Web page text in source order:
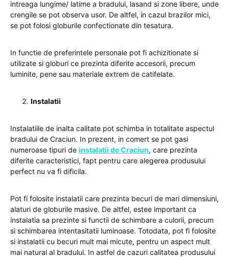
intreaga lungime/ latime a bradului, lasand si zone libere, unde
crengile se pot observa usor. De altfel, in cazul brazilor mici,
se pot folosi globurile confectionate din tesatura.
In functie de preferintele personale pot fi achizitionate si
utilizate si globuri ce prezinta diferite accesorii, precum
luminite, pene sau materiale extrem de catifelate.
Instalatii
Instalatiile de inalta calitate pot schimba in totalitate aspectul
bradului de Craciun. In prezent, in comert se pot gasi
numeroase tipuri de instalatii de Craciun, care prezinta
diferite caracteristici, fapt pentru care alegerea produsului
perfect nu va fi dificila.
Pot fi folosite instalatii care prezinta becuri de mari dimensiuni,
alaturi de globurile masive. De altfel, estee important ca
instalatia sa prezinte si functii de schimbare a culorii, precum
si schimbarea intentasitatii luminoase. Totodata, pot fi folosite
si instalatii cu becuri mult mai micute, pentru un aspect mult
mai natural al bradului. In astfel de cazuri calitatea produsului